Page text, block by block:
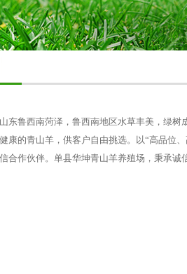
东鲁西南菏泽，鲁西南地区水草丰美，绿
康的青山羊，供客户自由挑选。以“高品位
合作伙伴。单县华坤青山羊养殖场，秉承